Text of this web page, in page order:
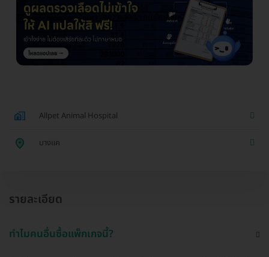
Allpet Animal Hospital
บางแค
รายละเอียด
ทำไมคนอื่นซื้อแพ็กเกจนี้?